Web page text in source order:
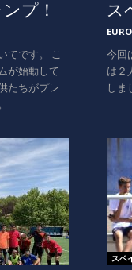
プ！
てです。 こ
が始動して
たちがプレ
ス
今回
は２
しま
スペ